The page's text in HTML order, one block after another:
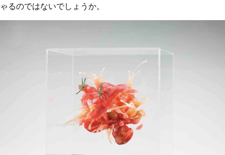
ゃるのではないでしょうか。